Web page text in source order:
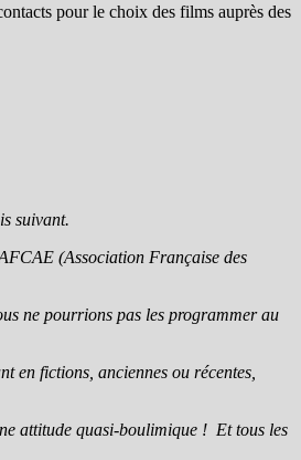
pour le choix des films auprès des
suivant.
(Association Française des
ne pourrions pas les programmer au
en fictions, anciennes ou récentes,
attitude quasi-boulimique ! Et tous les